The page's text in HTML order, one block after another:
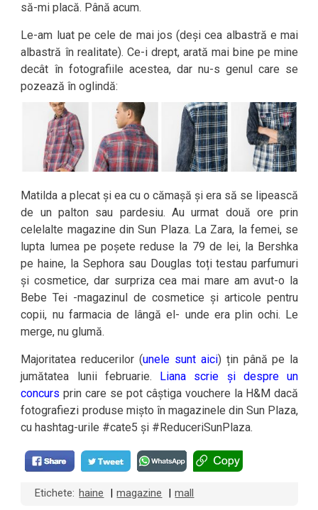
să-mi placă. Până acum.
Le-am luat pe cele de mai jos (deși cea albastră e mai
albastră în realitate). Ce-i drept, arată mai bine pe mine
decât în fotografiile acestea, dar nu-s genul care se
pozează în oglindă:
Matilda a plecat și ea cu o cămașă și era să se lipească
de un palton sau pardesiu. Au urmat două ore prin
celelalte magazine din Sun Plaza. La Zara, la femei, se
lupta lumea pe poșete reduse la 79 de lei, la Bershka
pe haine, la Sephora sau Douglas toți testau parfumuri
și cosmetice, dar surpriza cea mai mare am avut-o la
Bebe Tei -magazinul de cosmetice și articole pentru
copii, nu farmacia de lângă el- unde era plin ochi. Le
merge, nu glumă.
Majoritatea reducerilor (unele sunt aici) țin până pe la
jumătatea lunii februarie. Liana scrie și despre un
concurs prin care se pot câștiga vouchere la H&M dacă
fotografiezi produse mișto în magazinele din Sun Plaza,
cu hashtag-urile #cate5 și #ReduceriSunPlaza.
Etichete: haine magazine mall